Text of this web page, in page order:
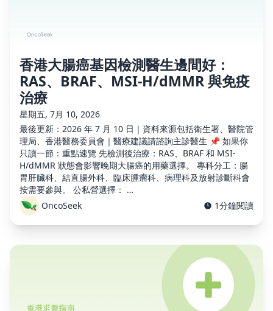
香港大腸癌基因檢測醫生邊間好：
RAS、BRAF、MSI-H/dMMR 與免疫
治療
星期五, 7月 10, 2026
最後更新：2026 年 7 月 10 日｜資料來源包括衛生署、醫院管
理局、香港醫務委員會｜醫療建議請諮詢主診醫生 📌 如果你
只讀一節：重點速覽 先檢測後治療：RAS、BRAF 和 MSI-
H/dMMR 狀態會影響晚期大腸癌的用藥選擇。 專科分工：腸
胃肝臟科、結直腸外科、臨床腫瘤科、病理科及放射診斷科會
按需要參與。 公私營選擇： …
OncoSeek
1分鐘閱讀